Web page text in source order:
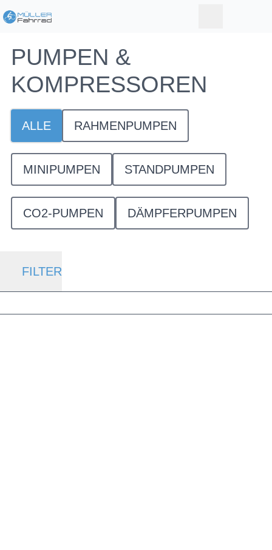
PUMPEN &
KOMPRESSOREN
ALLE RAHMENPUMPEN
MINIPUMPEN STANDPUMPEN
CO2-PUMPEN DÄMPFERPUMPEN
FILTER